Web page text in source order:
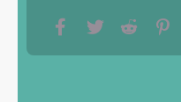
Facebook
Twitter Reddit